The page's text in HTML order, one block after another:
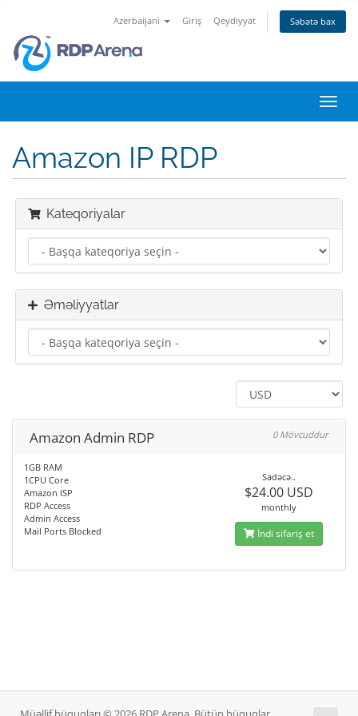
Azerbaijani Giriş Qeydiyyat Səbətə bax
keçid
Amazon IP RDP
Kateqoriyalar
Əməliyyatlar
Amazon Admin RDP 0 Mövcuddur
1GB RAM
1CPU Core
Amazon ISP
RDP Access
Admin Access
Mail Ports Blocked
Sadəcə..
$24.00 USD
monthly
İndi sifariş et